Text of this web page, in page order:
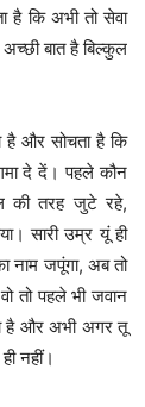
है कि अभी तो सेवा
बात है बिल्कुल
है और सोचता है कि
दे दें। पहले कौन
की तरह जुटे रहे,
सारी उम्र यूं ही
नाम जपूंगा, अब तो
तो पहले भी जवान
है और अभी अगर तू
नहीं।